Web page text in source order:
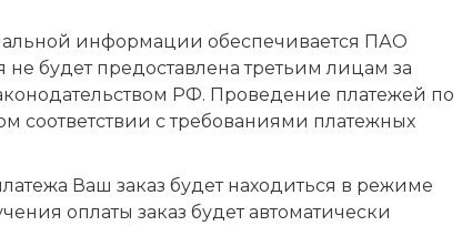
информации обеспечивается ПАО
будет предоставлена третьим лицам за
РФ. Проведение платежей по
соответствии с требованиями платежных
Ваш заказ будет находиться в режиме
оплаты заказ будет автоматически